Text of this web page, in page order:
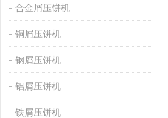
合金屑压饼机
铜屑压饼机
钢屑压饼机
铝屑压饼机
铁屑压饼机